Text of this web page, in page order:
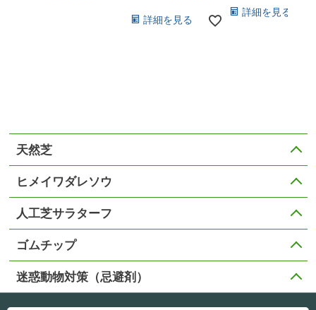
詳細を見る
詳細を見る
天然芝
ヒメイワダレソウ
人工芝サラターフ
ゴムチップ
迷惑動物対策（忌避剤）